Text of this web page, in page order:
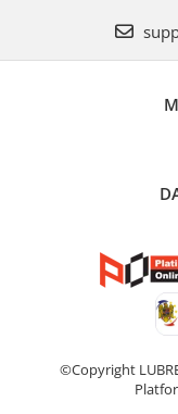
©Copyright